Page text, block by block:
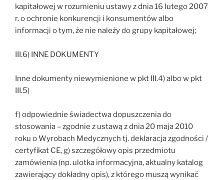
kapitałowej w rozumieniu ustawy z dnia 16 lutego 2007
r. o ochronie konkurencji i konsumentów albo
informacji o tym, że nie należy do grupy kapitałowej;
III.6) INNE DOKUMENTY
Inne dokumenty niewymienione w pkt III.4) albo w pkt
III.5)
f) odpowiednie świadectwa dopuszczenia do
stosowania – zgodnie z ustawą z dnia 20 maja 2010
roku o Wyrobach Medycznych tj. deklaracja zgodności /
certyfikat CE, g) szczegółowy opis przedmiotu
zamówienia (np. ulotka informacyjna, aktualny katalog
zawierający dokładny opis), z którego muszą wynikać